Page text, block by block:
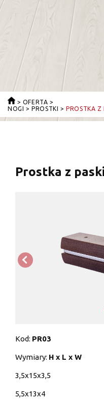
> OFERTA >
NOGI >PROSTKI >PROSTKA Z
Prostka z
Kod: PR03
Wymiary: H x L x W
3,5x15x3,5
5,5x13x4